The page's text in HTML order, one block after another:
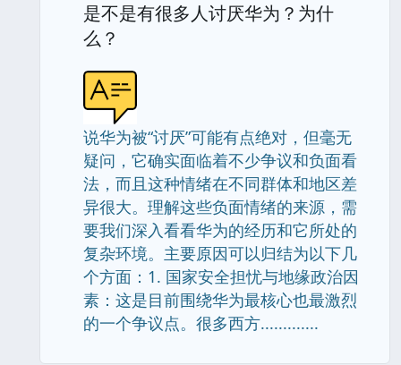
是不是有很多人讨厌华为？为什
么？
说华为被“讨厌”可能有点绝对，但毫无
疑问，它确实面临着不少争议和负面看
法，而且这种情绪在不同群体和地区差
异很大。理解这些负面情绪的来源，需
要我们深入看看华为的经历和它所处的
复杂环境。主要原因可以归结为以下几
个方面：1. 国家安全担忧与地缘政治因
素：这是目前围绕华为最核心也最激烈
的一个争议点。很多西方.............